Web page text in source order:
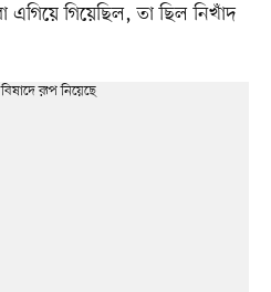
এগিয়ে গিয়েছিল, তা ছিল নিখাঁদ